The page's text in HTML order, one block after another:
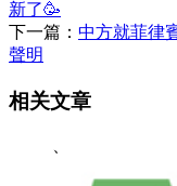
新了🥳
下一篇： 中方就菲律
聲明
相关文章
、